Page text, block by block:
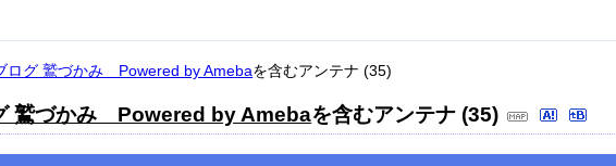
グ 鷲づかみ Powered by Amebaを含むアンテナ (35)
鷲づかみ Powered by Amebaを含むアンテナ (35)